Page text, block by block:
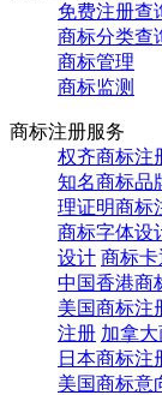
免费注册查
商标分类查
商标管理
商标监测
商标注册服务
权齐商标注
知名商标品
理证明商标
商标字体设
设计 商标
中国香港商
美国商标注
注册 加拿
日本商标注
美国商标意